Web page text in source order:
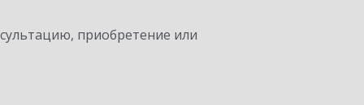
приобретение или